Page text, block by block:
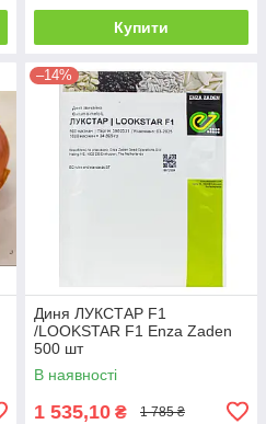
Купити
–14%
Диня ЛУКСТАР F1
/LOOKSTAR F1 Enza Zaden
500 шт
В наявності
1 535,10 ₴ 1 785 ₴